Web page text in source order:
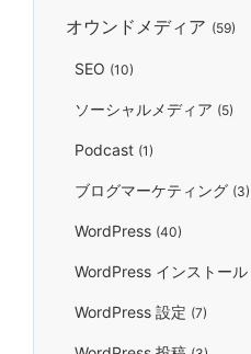
オウンドメディア (59)
SEO (10)
ソーシャルメディア (5)
Podcast (1)
ブログマーケティング (3)
WordPress (40)
WordPress インストール
WordPress 設定 (7)